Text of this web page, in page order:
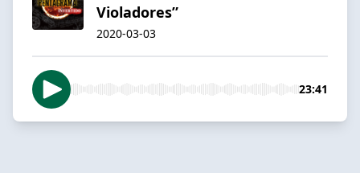
Violadores”
2020-03-03
23:41